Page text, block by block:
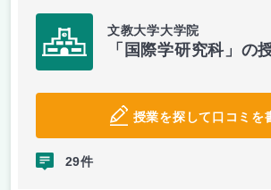
文教大学大学院
「国際学研究科」の
授業を探して口コミを
29件